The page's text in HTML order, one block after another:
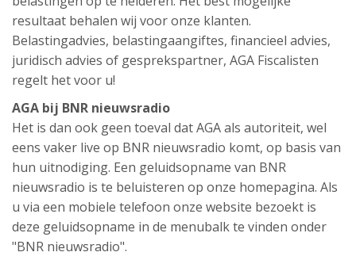
resultaat behalen wij voor onze klanten.
Belastingadvies, belastingaangiftes, financieel advies,
juridisch advies of gesprekspartner, AGA Fiscalisten
regelt het voor u!
AGA bij BNR nieuwsradio
Het is dan ook geen toeval dat AGA als autoriteit, wel
eens vaker live op BNR nieuwsradio komt, op basis van
hun uitnodiging. Een geluidsopname van BNR
nieuwsradio is te beluisteren op onze homepagina. Als
u via een mobiele telefoon onze website bezoekt is
deze geluidsopname in de menubalk te vinden onder
"BNR nieuwsradio".